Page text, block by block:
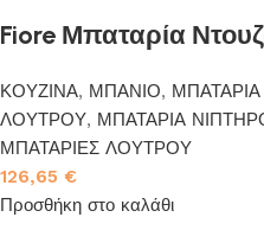
Fiore Μπαταρία
ΚΟΥΖΙΝΑ, ΜΠΑΝΙΟ,
ΛΟΥΤΡΟΥ, ΜΠΑΤΑΡΙΑ
ΜΠΑΤΑΡΙΕΣ ΛΟΥΤΡΟΥ
126,65 €
Προσθήκη στο καλάθι